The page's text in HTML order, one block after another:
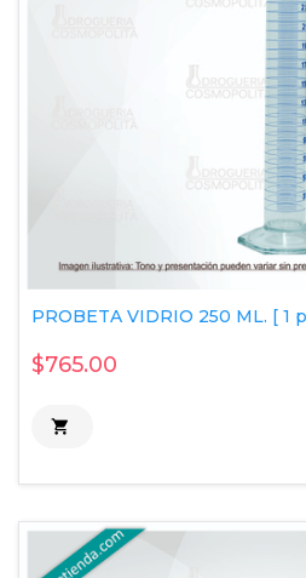
PROBETA VIDRIO 250 ML. [ 1
$765.00
